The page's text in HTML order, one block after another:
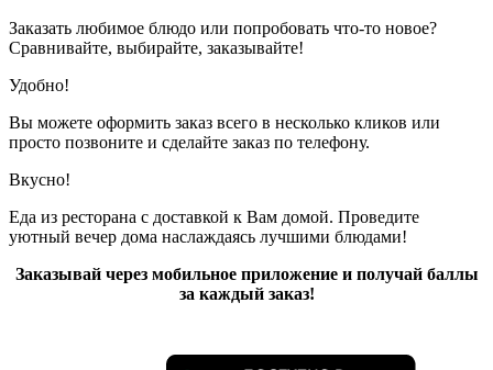
Заказать любимое блюдо или попробовать что-то новое?
Сравнивайте, выбирайте, заказывайте!
Удобно!
Вы можете оформить заказ всего в несколько кликов или
просто позвоните и сделайте заказ по телефону.
Вкусно!
Еда из ресторана с доставкой к Вам домой. Проведите
уютный вечер дома наслаждаясь лучшими блюдами!
Заказывай через мобильное приложение и получай баллы
за каждый заказ!